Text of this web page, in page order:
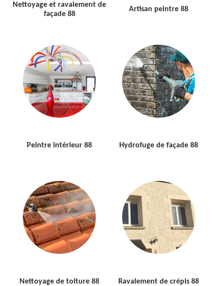
Nettoyage et ravalement de
façade 88
Artisan peintre 88
Peintre intérieur 88 Hydrofuge de façade 88
Nettoyage de toiture 88 Ravalement de crépis 88